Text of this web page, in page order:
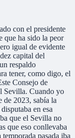
con el presidente
que ha sido la peor
igual de evidente
capital del
respaldo
tener, como digo, el
Consejo de
Sevilla. Cuando yo
de 2023, sabía la
en esa
que el Sevilla no
que eso conllevaba
pasada iba